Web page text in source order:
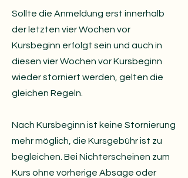
Sollte die Anmeldung erst innerhalb
der letzten vier Wochen vor
Kursbeginn erfolgt sein und auch in
diesen vier Wochen vor Kursbeginn
wieder storniert werden, gelten die
gleichen Regeln.
Nach Kursbeginn ist keine Stornierung
mehr möglich, die Kursgebühr ist zu
begleichen. Bei Nichterscheinen zum
Kurs ohne vorherige Absage oder